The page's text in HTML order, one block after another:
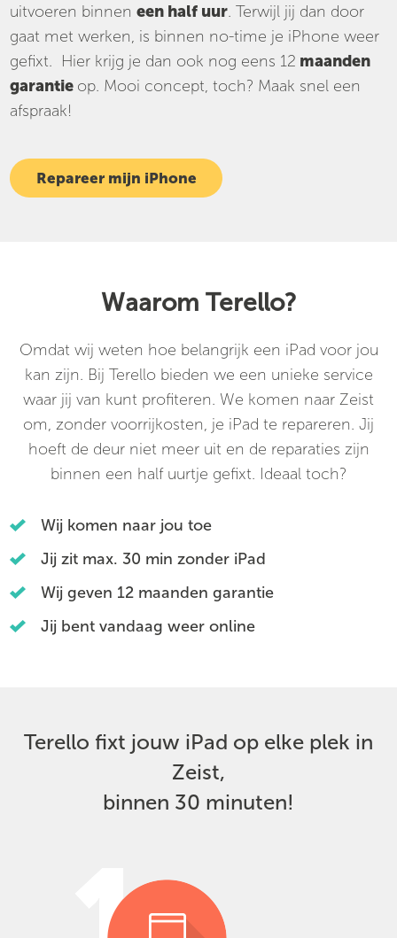
uitvoeren binneneen half uur. Terwijl jij dan door
gaat met werken, is binnen no-time je iPhone weer
gefixt. Hier krijg je dan ook nog eens 12 maanden
garantie op. Mooi concept, toch? Maak snel een
afspraak!
Repareer mijn iPhone
Waarom Terello?
Omdat wij weten hoe belangrijk een iPad voor jou
kan zijn. Bij Terello bieden we een unieke service
waar jij van kunt profiteren. We komen naar Zeist
om, zonder voorrijkosten, je iPad te repareren. Jij
hoeft de deur niet meer uit en de reparaties zijn
binnen een half uurtje gefixt. Ideaal toch?
Wij komen naar jou toe
Jij zit max. 30 min zonder iPad
Wij geven 12 maanden garantie
Jij bent vandaag weer online
Terello fixt jouw iPad op elke plek in
Zeist,
binnen 30 minuten!